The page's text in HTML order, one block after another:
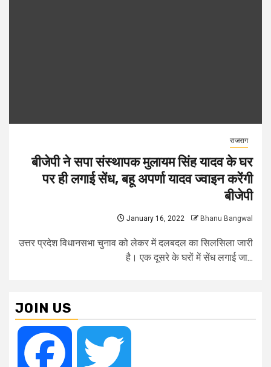
राजराग
बीजेपी ने सपा संस्थापक मुलायम सिंह यादव के घर
पर ही लगाई सेंध, बहू अपर्णा यादव ज्वाइन करेंगी
बीजेपी
January 16, 2022 Bhanu Bangwal
उत्तर प्रदेश विधानसभा चुनाव को लेकर में दलबदल का सिलसिला जारी
है। एक दूसरे के घरों में सेंध लगाई जा...
JOIN US
Facebook